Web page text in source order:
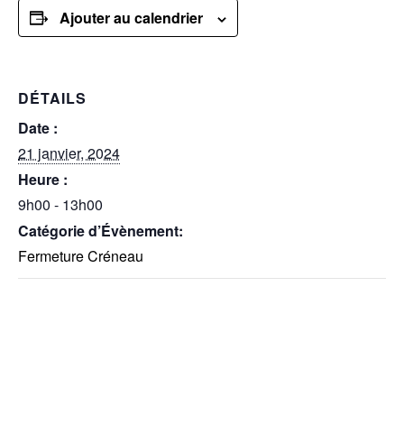
Ajouter au calendrier
DÉTAILS
Date :
21 janvier, 2024
Heure :
9h00 - 13h00
Catégorie d’Évènement:
Fermeture Créneau